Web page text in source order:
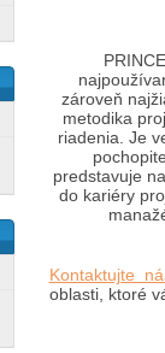
zároveň
metodika
riadenia. Je
predstavuje
do kariéry
Kontaktujte
oblasti, ktoré